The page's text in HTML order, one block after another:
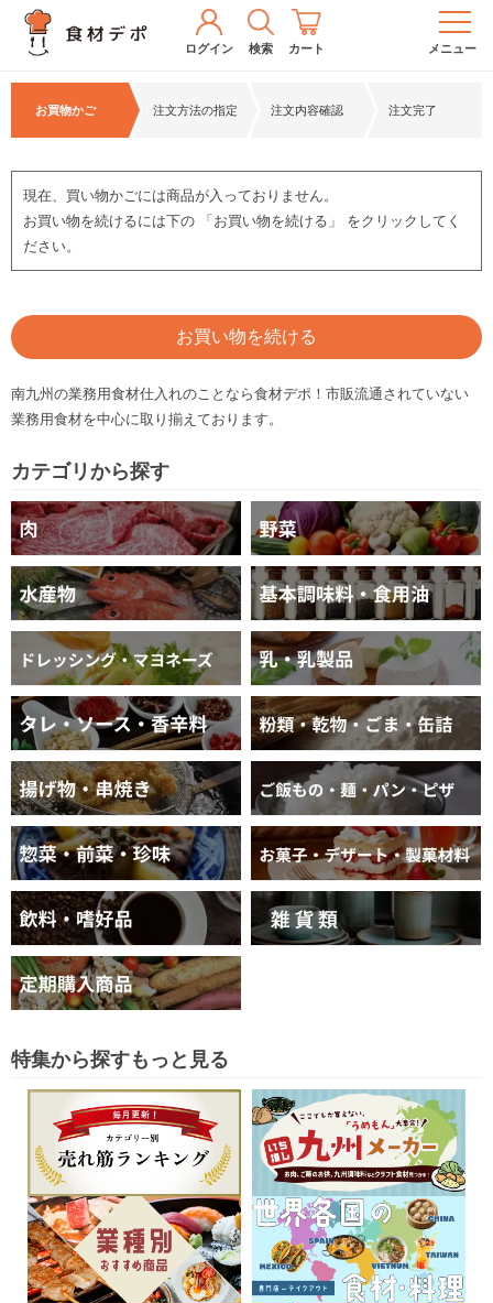
ログイン 検索 カート メニュー
お買物かご 注文方法の指定 注文内容確認 注文完了
現在、買い物かごには商品が入っておりません。
お買い物を続けるには下の 「お買い物を続ける」 をクリックしてく
ださい。
お買い物を続ける
南九州の業務用食材仕入れのことなら食材デポ！市販流通されていない
業務用食材を中心に取り揃えております。
カテゴリから探す
特集から探すもっと見る